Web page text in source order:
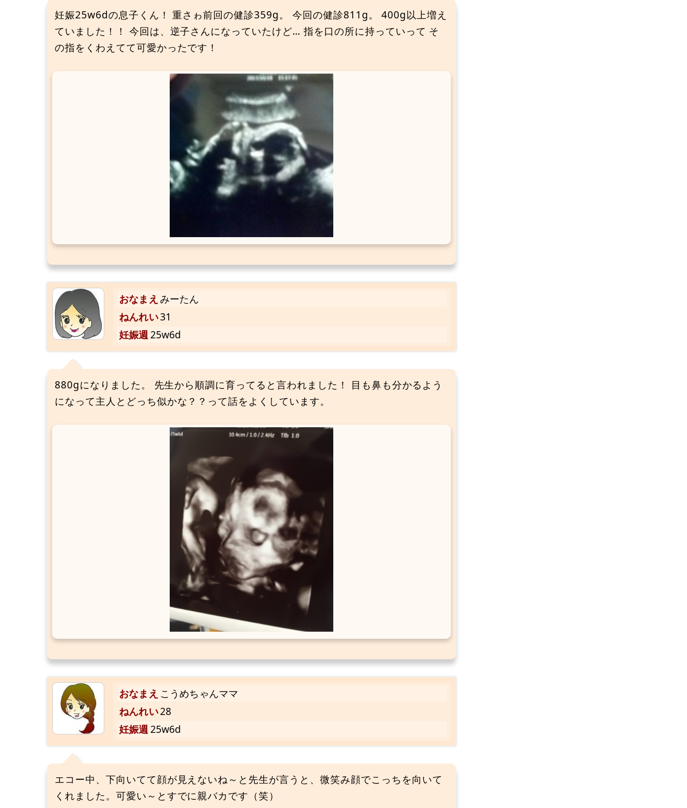
妊娠25w6dの息子くん！ 重さゎ前回の健診359g。 今回の健診811g。 400g以上増え
ていました！！ 今回は、逆子さんになっていたけど… 指を口の所に持っていって そ
の指をくわえてて可愛かったです！
おなまえ みーたん
ねんれい31
妊娠週25w6d
880gになりました。 先生から順調に育ってると言われました！ 目も鼻も分かるよう
になって主人とどっち似かな？？って話をよくしています。
おなまえ こうめちゃんママ
ねんれい28
妊娠週25w6d
エコー中、下向いてて顔が見えないね～と先生が言うと、微笑み顔でこっちを向いて
くれました。可愛い～とすでに親バカです（笑）